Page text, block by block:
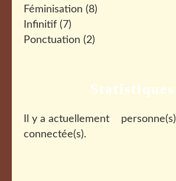
Féminisation (8)
Infinitif (7)
Ponctuation (2)
Statistiques
Il y a actuellement
personne(s)
connectée(s).